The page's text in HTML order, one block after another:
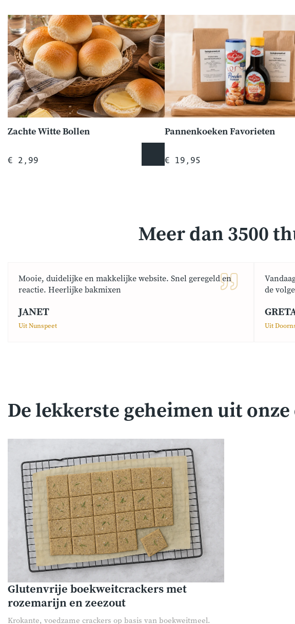
Zachte Witte Bollen
€ 2,99
Pannenkoeken Favorieten
€ 19,95
Meer dan 3500
Mooie, duidelijke en makkelijke website. Snel geregeld en
reactie. Heerlijke bakmixen
JANET
Uit Nunspeet
de
Uit
De lekkerste geheimen uit onze
Glutenvrije boekweitcrackers met
rozemarijn en zeezout
Krokante, voedzame crackers op basis van boekweitmeel.